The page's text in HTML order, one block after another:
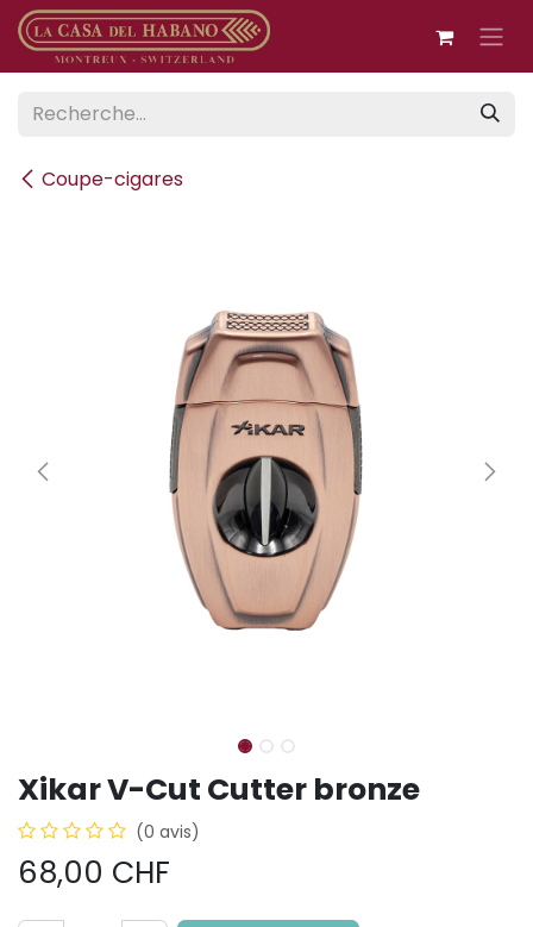
Se rendre au contenu
Coupe-cigares
Xikar V-Cut Cutter bronze
(0 avis)
68,00 CHF